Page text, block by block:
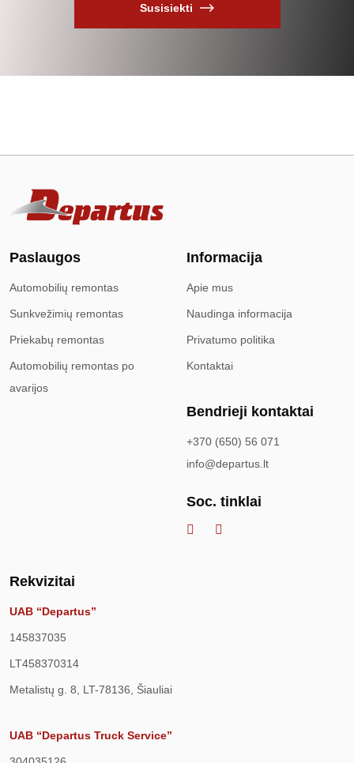
Susisiekti
Paslaugos
Automobilių remontas
Sunkvežimių remontas
Priekabų remontas
Automobilių remontas po
avarijos
Informacija
Apie mus
Naudinga informacija
Privatumo politika
Kontaktai
Bendrieji kontaktai
+370 (650) 56 071
info@departus.lt
Soc. tinklai
Rekvizitai
UAB “Departus”
145837035
LT458370314
Metalistų g. 8, LT-78136, Šiauliai
UAB “Departus Truck Service”